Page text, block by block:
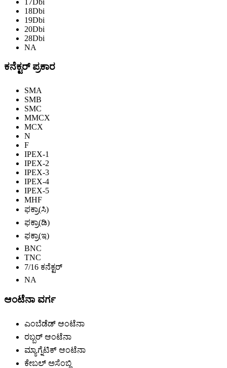
18Dbi
19Dbi
20Dbi
28Dbi
NA
ಕನೆಕ್ಟರ್ ಪ್ರಕಾರ
SMA
SMB
SMC
MMCX
MCX
N
F
IPEX-1
IPEX-2
IPEX-3
IPEX-4
IPEX-5
MHF
ಫಕ್ರಾ(ಸಿ)
ಫಕ್ರಾ(ಡಿ)
ಫಕ್ರಾ(ಇ)
BNC
TNC
7/16 ಕನೆಕ್ಟರ್
NA
ಆಂಟೆನಾ ವರ್ಗ
ಎಂಬೆಡೆಡ್ ಆಂಟೆನಾ
ರಬ್ಬರ್ ಆಂಟೆನಾ
ಮ್ಯಾಗ್ನೆಟಿಕ್ ಆಂಟೆನಾ
ಕೇಬಲ್ ಅಸೆಂಬ್ಲಿ